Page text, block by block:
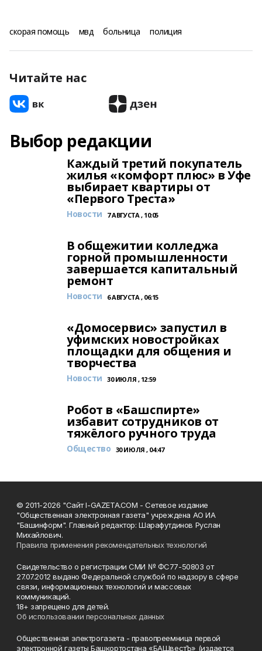
скорая помощь мвд больница полиция
Читайте нас
Выбор редакции
Каждый третий покупатель
жилья «комфорт плюс» в Уфе
выбирает квартиры от
«Первого Треста»
Новости 7 АВГУСТА , 10:05
В общежитии колледжа
горной промышленности
завершается капитальный
ремонт
Новости 6 АВГУСТА , 06:15
«Домосервис» запустил в
уфимских новостройках
площадки для общения и
творчества
Новости 30 ИЮЛЯ , 12:59
Робот в «Башспирте»
избавит сотрудников от
тяжёлого ручного труда
Общество 30 ИЮЛЯ , 04:47
© 2011-2026 "Сайт I-GAZETA.COM - Сетевое издание
"Общественная электронная газета" учреждена АО ИА
"Башинформ". Главный редактор: Шарафутдинов Руслан
Михайлович.
Правила применения рекомендательных технологий
Свидетельство о регистрации СМИ № ФС77-50803 от
27.07.2012 выдано Федеральной службой по надзору в сфере
связи, информационных технологий и массовых
коммуникаций.
18+ запрещено для детей.
Об использовании персональных данных
Общественная электрогазета - правопреемница первой
электронной газеты Башкортостана «БАШвестЪ» (издается